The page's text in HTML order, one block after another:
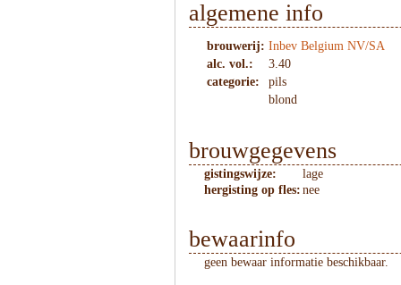
algemene info
brouwerij: Inbev Belgium NV/SA
alc. vol.:
3.40
categorie:
pils
blond
brouwgegevens
gistingswijze:
lage
hergisting op fles: nee
bewaarinfo
geen bewaar informatie beschikbaar.